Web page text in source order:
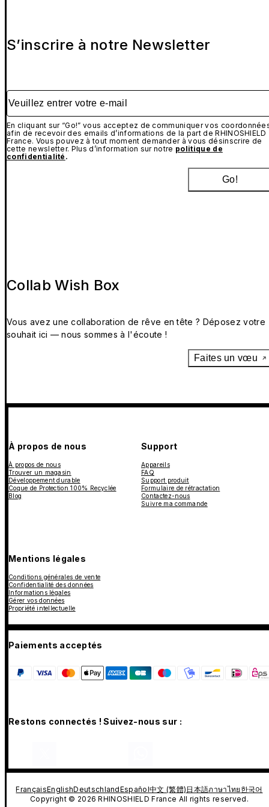
S’inscrire à notre Newsletter
Veuillez entrer votre e-mail
En cliquant sur “Go!” vous acceptez de communiquer vos
afin de recevoir des emails d’informations de la part de RHINOSHIELD
France. Vous pouvez à tout moment demander à vous désinscrire de
cette newsletter. Plus d’information sur notre politique de
confidentialité .
Go!
Collab Wish Box
Vous avez une collaboration de rêve en tête ? Déposez votre
souhait ici — nous sommes à l'écoute !
Faites un vœu
À propos de nous
À propos de nous
Trouver un magasin
Développement durable
Coque de Protection 100% Recyclée
Blog
Support
Appareils
FAQ
Support produit
Formulaire de rétractation
Contactez-nous
Suivre ma commande
Mentions légales
Conditions générales de vente
Confidentialité des données
Informations légales
Gérer vos données
Propriété intellectuelle
Paiements acceptés
Restons connectés ! Suivez-nous sur :
FrançaisEnglishDeutschlandEspañol中文 (繁體) 日本語ภาษาไทย 한국어
Copyright © 2026 RHINOSHIELD France All rights reserved.